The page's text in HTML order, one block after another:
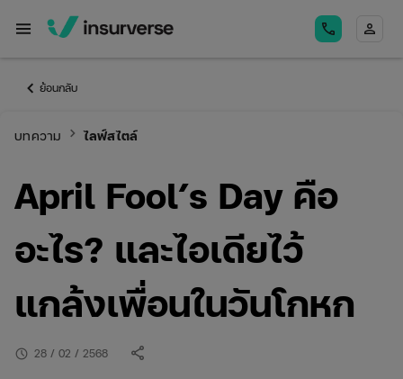
menu call person
keyboard_arrow_left ย้อนกลับ
บทความ keyboard_arrow_right ไลฟ์สไตล์
April Fool’s Day คือ
อะไร? และไอเดียไว้
แกล้งเพื่อนในวันโกหก
schedule 28 / 02 / 2568 share